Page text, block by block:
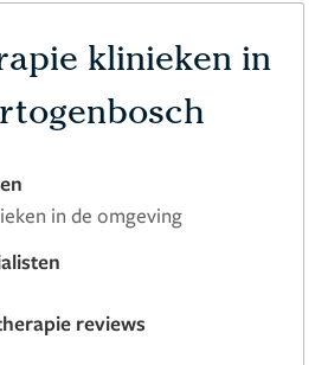
klinieken in
in de omgeving
reviews